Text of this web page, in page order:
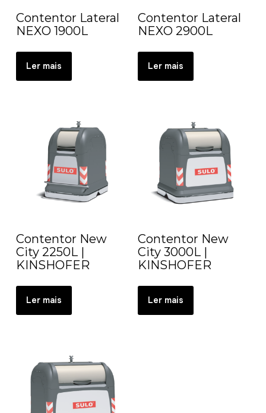
Contentor Lateral
NEXO 1900L
Ler mais
Contentor Lateral
NEXO 2900L
Ler mais
Contentor New
City 2250L |
KINSHOFER
Ler mais
Contentor New
City 3000L |
KINSHOFER
Ler mais